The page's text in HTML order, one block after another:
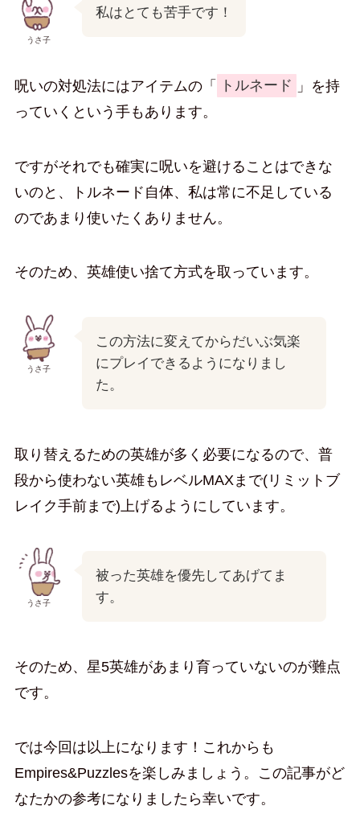
うさ子
私はとても苦手です！
呪いの対処法にはアイテムの「 トルネード
」を持
っていくという手もあります。
ですがそれでも確実に呪いを避けることはできな
いのと、トルネード自体、私は常に不足している
のであまり使いたくありません。
そのため、英雄使い捨て方式を取っています。
うさ子
この方法に変えてからだいぶ気楽
にプレイできるようになりまし
た。
取り替えるための英雄が多く必要になるので、普
段から使わない英雄もレベルMAXまで(リミットブ
レイク手前まで)上げるようにしています。
うさ子
被った英雄を優先してあげてま
す。
そのため、星5英雄があまり育っていないのが難点
です。
では今回は以上になります！これからも
Empires&Puzzlesを楽しみましょう。この記事がど
なたかの参考になりましたら幸いです。